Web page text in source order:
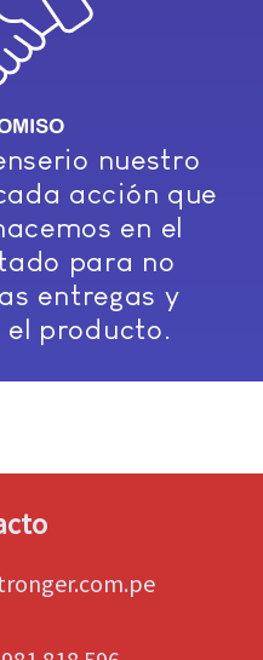
nuestro
acción que
en el
para no
entregas y
el producto.